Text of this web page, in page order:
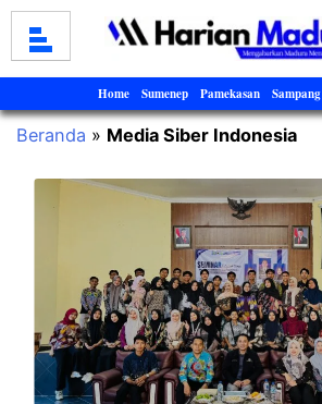
Home Sumenep Pamekasan Sampang
Beranda » Media Siber Indonesia